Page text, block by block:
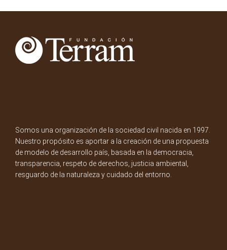
Somos una organización de la sociedad civil nacida en 1997.
Nuestro propósito es aportar a la creación de una propuesta
de modelo de desarrollo país, basada en la democracia,
transparencia, respeto de derechos, justicia ambiental,
resguardo de la naturaleza y cuidado del entorno.